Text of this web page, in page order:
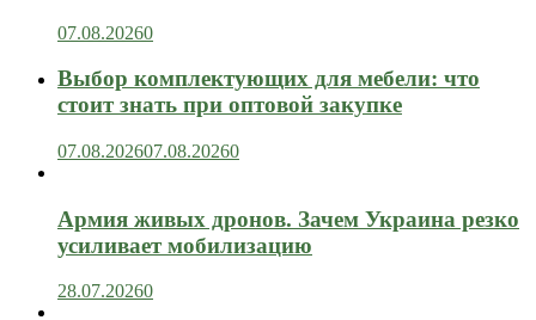
07.08.20260
Выбор комплектующих для мебели: что
стоит знать при оптовой закупке
07.08.202607.08.20260
Армия живых дронов. Зачем Украина резко
усиливает мобилизацию
28.07.20260